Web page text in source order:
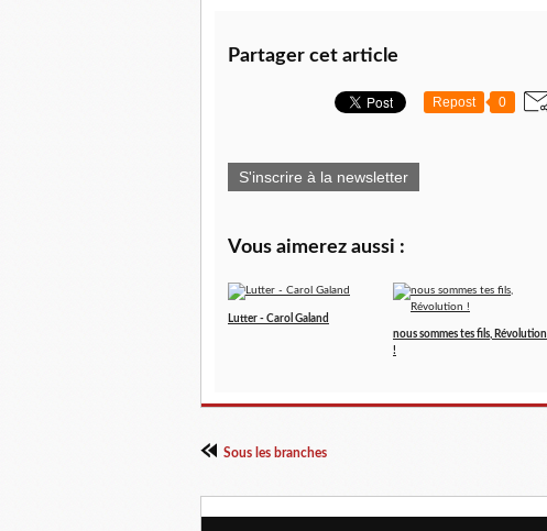
Partager cet article
Repost 0
S'inscrire à la newsletter
Vous aimerez aussi :
Lutter - Carol Galand
nous sommes tes fils, Révolution
!
Sous les branches